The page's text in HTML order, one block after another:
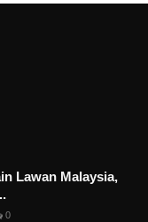
Lawan Malaysia,
0